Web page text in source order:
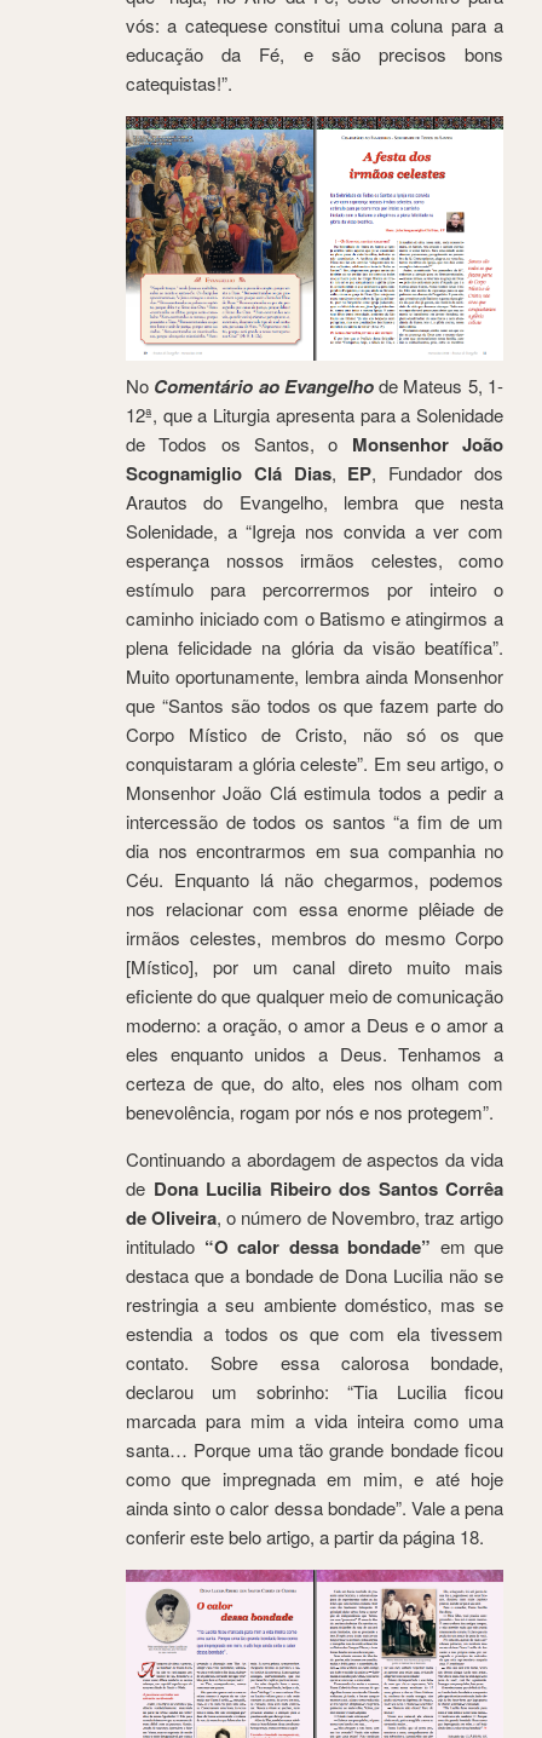
vós: a catequese constitui uma coluna para a
educação da Fé, e são precisos bons
catequistas!”.
No Comentário ao Evangelhode Mateus 5, 1-
12ª, que a Liturgia apresenta para a Solenidade
de Todos os Santos, o Monsenhor João
Scognamiglio Clá Dias, EP, Fundador dos
Arautos do Evangelho, lembra que nesta
Solenidade, a “Igreja nos convida a ver com
esperança nossos irmãos celestes, como
estímulo para percorrermos por inteiro o
caminho iniciado com o Batismo e atingirmos a
plena felicidade na glória da visão beatífica”.
Muito oportunamente, lembra ainda Monsenhor
que “Santos são todos os que fazem parte do
Corpo Místico de Cristo, não só os que
conquistaram a glória celeste”. Em seu artigo, o
Monsenhor João Clá estimula todos a pedir a
intercessão de todos os santos “a fim de um
dia nos encontrarmos em sua companhia no
Céu. Enquanto lá não chegarmos, podemos
nos relacionar com essa enorme plêiade de
irmãos celestes, membros do mesmo Corpo
[Místico], por um canal direto muito mais
eficiente do que qualquer meio de comunicação
moderno: a oração, o amor a Deus e o amor a
eles enquanto unidos a Deus. Tenhamos a
certeza de que, do alto, eles nos olham com
benevolência, rogam por nós e nos protegem”.
Continuando a abordagem de aspectos da vida
de Dona Lucilia Ribeiro dos Santos Corrêa
de Oliveira, o número de Novembro, traz artigo
intitulado “O calor dessa bondade” em que
destaca que a bondade de Dona Lucilia não se
restringia a seu ambiente doméstico, mas se
estendia a todos os que com ela tivessem
contato. Sobre essa calorosa bondade,
declarou um sobrinho: “Tia Lucilia ficou
marcada para mim a vida inteira como uma
santa… Porque uma tão grande bondade ficou
como que impregnada em mim, e até hoje
ainda sinto o calor dessa bondade”. Vale a pena
conferir este belo artigo, a partir da página 18.